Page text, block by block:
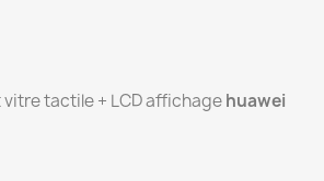
tactile + LCD affichagehuawei